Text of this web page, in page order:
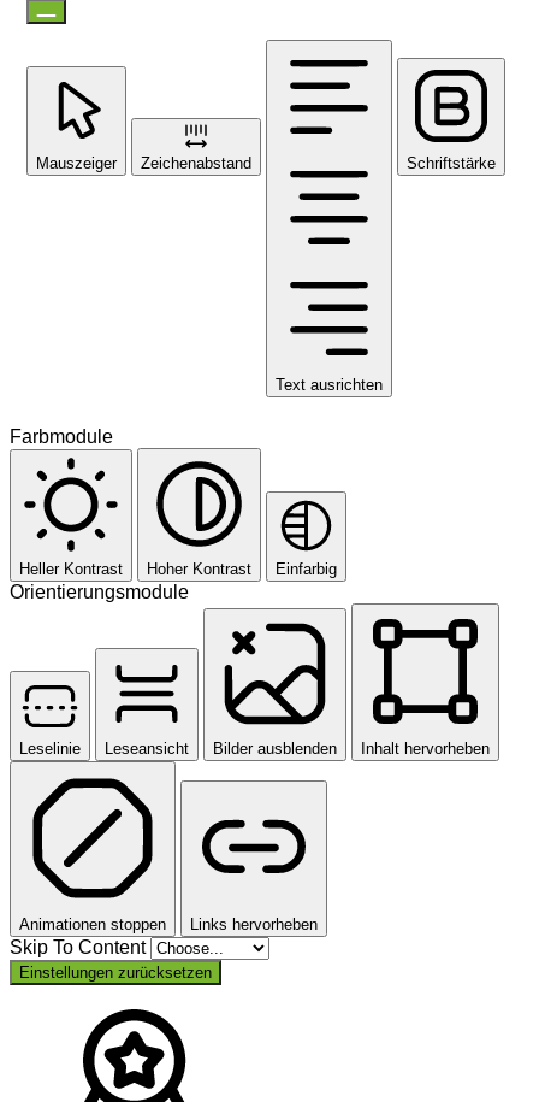
Mauszeiger Zeichenabstand
Text ausrichten
Schriftstärke
Farbmodule
Heller Kontrast Hoher Kontrast Einfarbig
Orientierungsmodule
Leselinie Leseansicht Bilder ausblenden Inhalt hervorheben
Animationen stoppen Links hervorheben
Skip To Content
Einstellungen zurücksetzen